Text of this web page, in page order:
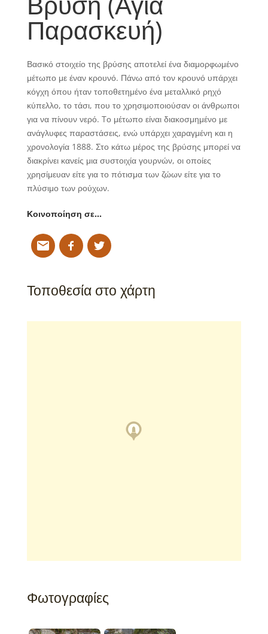
Παρασκευή)
Βασικό στοιχείο της βρύσης αποτελεί ένα διαμορφωμένο
μέτωπο με έναν κρουνό. Πάνω από τον κρουνό υπάρχει
κόγχη όπου ήταν τοποθετημένο ένα μεταλλικό ρηχό
κύπελλο, το τάσι, που το χρησιμοποιούσαν οι άνθρωποι
για να πίνουν νερό. Tο μέτωπο είναι διακοσμημένο με
ανάγλυφες παραστάσεις, ενώ υπάρχει χαραγμένη και η
χρονολογία 1888. Στο κάτω μέρος της βρύσης μπορεί να
διακρίνει κανείς μια συστοιχία γουρνών, οι οποίες
χρησίμευαν είτε για το πότισμα των ζώων είτε για το
πλύσιμο των ρούχων.
Κοινοποίηση σε…
Τοποθεσία στο χάρτη
Φωτογραφίες